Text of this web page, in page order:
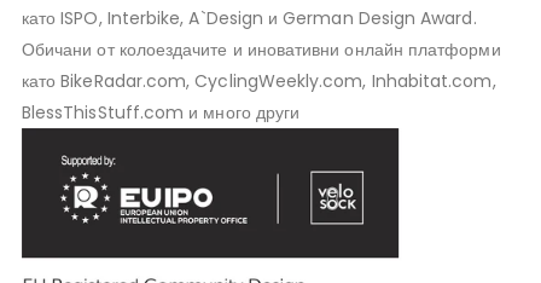
като ISPO, Interbike, A`Design и German Design Award.
Обичани от колоездачите и иновативни онлайн платформи
като BikeRadar.com, CyclingWeekly.com, Inhabitat.com,
BlessThisStuff.com и много други